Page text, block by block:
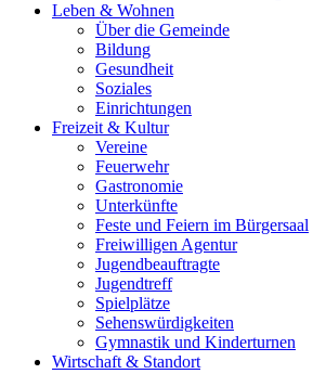
Leben & Wohnen
Über die Gemeinde
Bildung
Gesundheit
Soziales
Einrichtungen
Freizeit & Kultur
Vereine
Feuerwehr
Gastronomie
Unterkünfte
Feste und Feiern im Bürgersaal
Freiwilligen Agentur
Jugendbeauftragte
Jugendtreff
Spielplätze
Sehenswürdigkeiten
Gymnastik und Kinderturnen
Wirtschaft & Standort